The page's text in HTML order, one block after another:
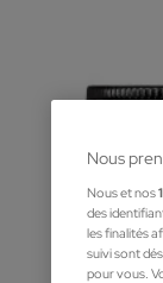
Nous
Nous et nos
des
les finalités
suivi sont
pour vous.